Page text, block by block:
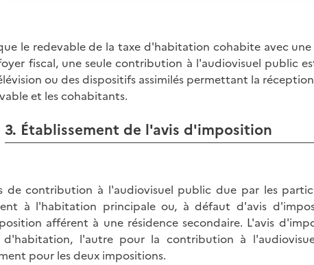
le redevable de la taxe d'habitation cohabite avec
fiscal, une seule contribution à l'audiovisuel public
ou des dispositifs assimilés permettant la
et les cohabitants.
3. Établissement de l'avis d'imposition
de contribution à l'audiovisuel public due par les
à l'habitation principale ou, à défaut d'avis
afférent à une résidence secondaire. L'avis
d'habitation, l'autre pour la contribution à
pour les deux impositions.